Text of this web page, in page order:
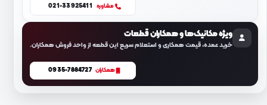
مشاوره 021-33925411
ویژه مکانیک‌ها و همکاران قطعات
خرید عمده، قیمت همکاری و استعلام سریع این قطعه از واحد فروش همکاران.
همکاران 0935-7884727